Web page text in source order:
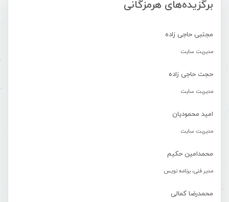
برگزیده‌های هرمزگانی
مجتبی حاجی زاده
مدیریت سایت
حجت حاجی زاده
مدیریت سایت
امید محمودیان
مدیریت سایت
محمدامین حکیم
مدیر فنی، برنامه نویس
محمدرضا کمالی